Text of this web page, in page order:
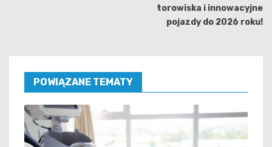
torowiska i innowacyjne
pojazdy do 2026 roku!
POWIĄZANE TEMATY